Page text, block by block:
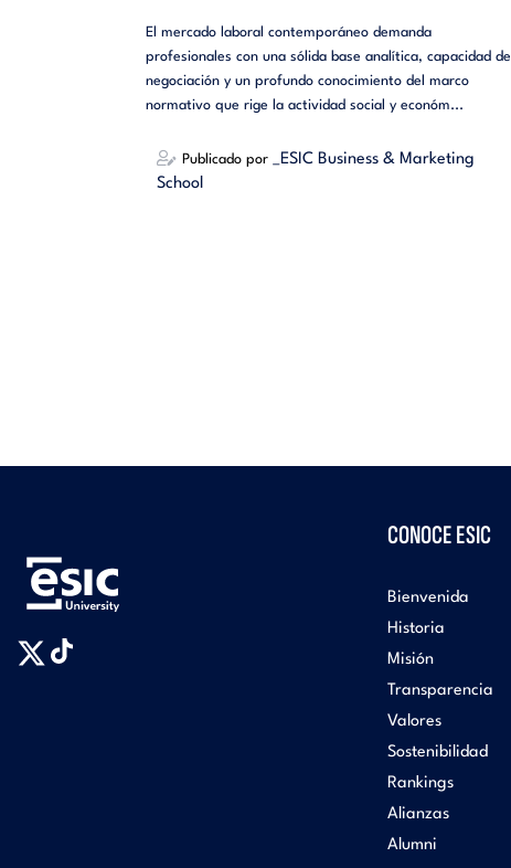
El mercado laboral contemporáneo demanda
profesionales con una sólida base analítica, capacidad de
negociación y un profundo conocimiento del marco
normativo que rige la actividad social y económ...
Publicado por
_ESIC Business & Marketing
School
CONOCE ESIC
Bienvenida
Historia
Misión
Transparencia
Valores
Sostenibilidad
Rankings
Alianzas
Alumni